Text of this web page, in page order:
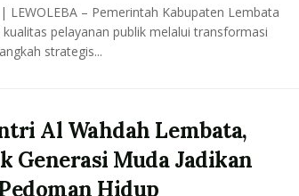
LEWOLEBA – Pemerintah Kabupaten Lembata
pelayanan publik melalui transformasi
strategis...
Al Wahdah Lembata,
Generasi Muda Jadikan
Hidup